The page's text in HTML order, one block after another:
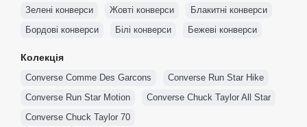
Зелені конверси
Жовті конверси
Блакитні конверси
Бордові конверси
Білі конверси Бежеві конверси
Колекція
Converse Comme Des Garcons
Converse Run Star Hike
Converse Run Star Motion
Converse Chuck Taylor All Star
Converse Chuck Taylor 70